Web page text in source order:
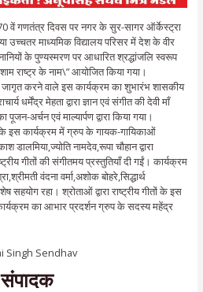
वें गणतंत्र दिवस पर नगर के सुर-सागर ऑर्केस्ट्रा
उच्चतर माध्यमिक विद्यालय परिसर में देश के वीर
के पुण्यस्मरण पर आधारित श्रद्धांजलि स्वरूप
राष्ट्र के नाम\” आयोजित किया गया।
जागृत करने वाले इस कार्यक्रम का शुभारंभ शासकीय
धर्मेंद्र मेहता द्वारा ज्ञान एवं संगीत की देवी माँ
अर्चन एवं माल्यार्पण द्वारा किया गया।
इस कार्यक्रम में ग्रुप के गायक-गायिकाओं
डालमिया,ज्योति नामदेव,रूपा चौहान द्वारा
गीतों की संगीतमय प्रस्तुतियाँ दी गईं। कार्यक्रम
वंदना वर्मा,अशोक बोहरे,सिद्धार्थ
सहयोग रहा। श्रोताओं द्वारा राष्ट्रीय गीतों के इस
का आभार प्रदर्शन ग्रुप के सदस्य महेंद्र
संपादक